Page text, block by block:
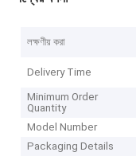
লক্ষণীয় করা
Delivery Time
Minimum Order
Quantity
Model Number
Packaging Details